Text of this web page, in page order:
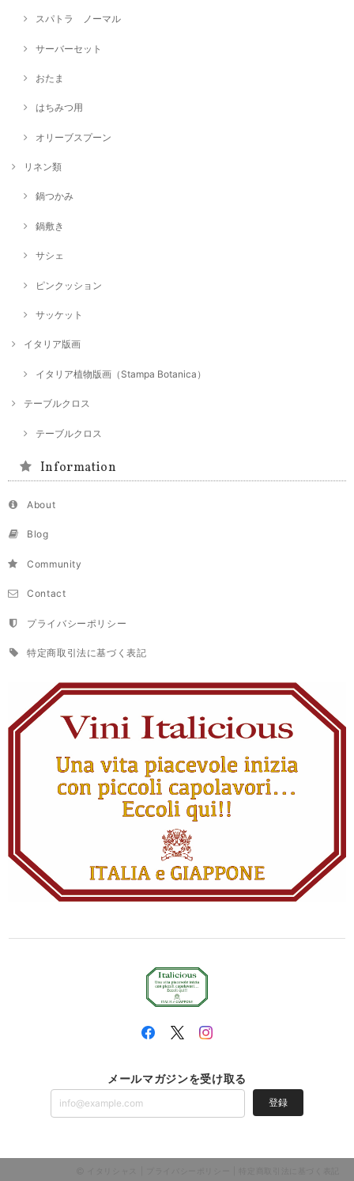
スパトラ ノーマル
サーバーセット
おたま
はちみつ用
オリーブスプーン
リネン類
鍋つかみ
鍋敷き
サシェ
ピンクッション
サッケット
イタリア版画
イタリア植物版画（Stampa Botanica）
テーブルクロス
テーブルクロス
Information
About
Blog
Community
Contact
プライバシーポリシー
特定商取引法に基づく表記
メールマガジンを受け取る
登録